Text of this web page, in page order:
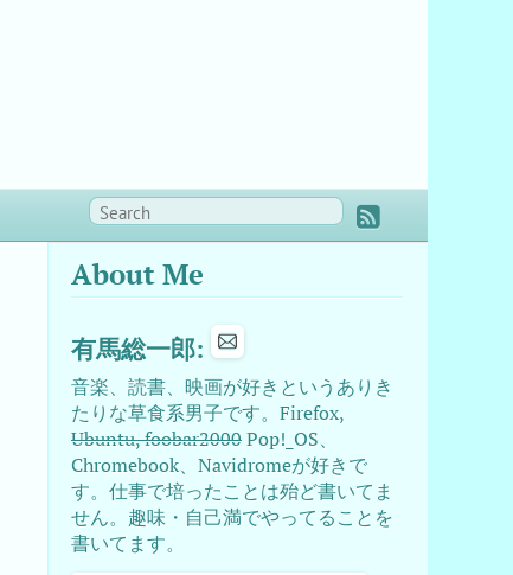
About Me
有馬総一郎:
音楽、読書、映画が好きというありき
たりな草食系男子です。Firefox,
Ubuntu, foobar2000Pop!_OS、
Chromebook、Navidromeが好きで
す。仕事で培ったことは殆ど書いてま
せん。趣味・自己満でやってることを
書いてます。